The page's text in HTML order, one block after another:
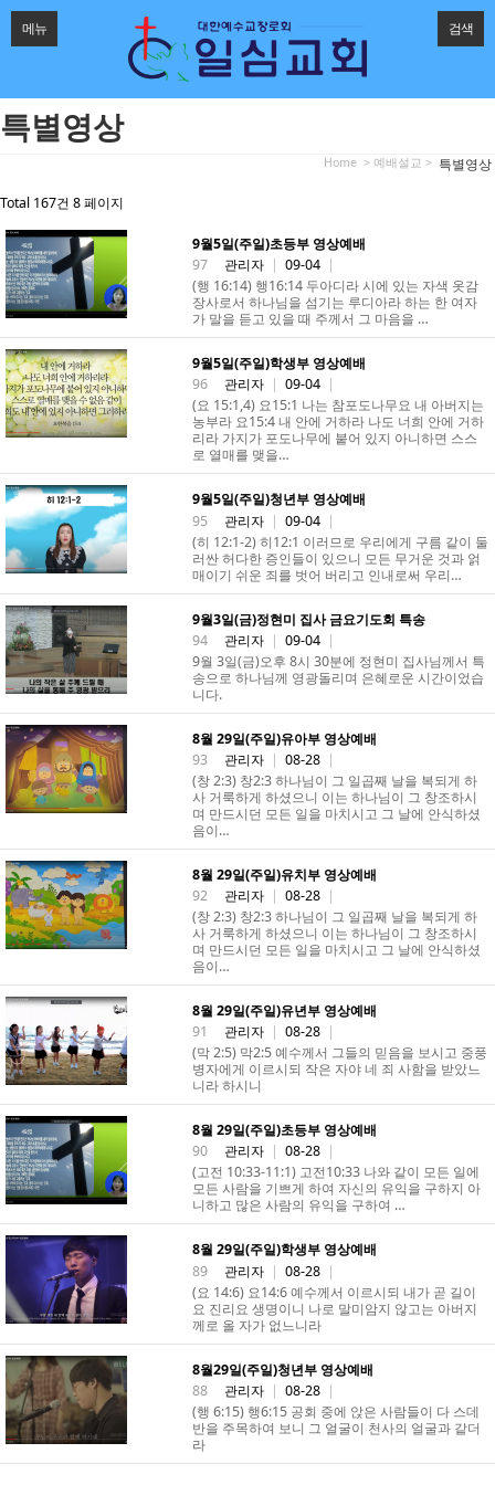
메뉴 검색
특별영상
특별영상
> 예배설교 >
Home
Total 167건 8 페이지
9월5일(주일)초등부 영상예배
97
관리자 | 09-04 |
(행 16:14) 행16:14 두아디라 시에 있는 자색 옷감
장사로서 하나님을 섬기는 루디아라 하는 한 여자
가 말을 듣고 있을 때 주께서 그 마음을 …
9월5일(주일)학생부 영상예배
96
관리자 | 09-04 |
(요 15:1,4) 요15:1 나는 참포도나무요 내 아버지는
농부라 요15:4 내 안에 거하라 나도 너희 안에 거하
리라 가지가 포도나무에 붙어 있지 아니하면 스스
로 열매를 맺을…
9월5일(주일)청년부 영상예배
95
관리자 | 09-04 |
(히 12:1-2) 히12:1 이러므로 우리에게 구름 같이 둘
러싼 허다한 증인들이 있으니 모든 무거운 것과 얽
매이기 쉬운 죄를 벗어 버리고 인내로써 우리…
9월3일(금)정현미 집사 금요기도회 특송
94
관리자 | 09-04 |
9월 3일(금)오후 8시 30분에 정현미 집사님께서 특
송으로 하나님께 영광돌리며 은혜로운 시간이었습
니다.
8월 29일(주일)유아부 영상예배
93
관리자 | 08-28 |
(창 2:3) 창2:3 하나님이 그 일곱째 날을 복되게 하
사 거룩하게 하셨으니 이는 하나님이 그 창조하시
며 만드시던 모든 일을 마치시고 그 날에 안식하셨
음이…
8월 29일(주일)유치부 영상예배
92
관리자 | 08-28 |
(창 2:3) 창2:3 하나님이 그 일곱째 날을 복되게 하
사 거룩하게 하셨으니 이는 하나님이 그 창조하시
며 만드시던 모든 일을 마치시고 그 날에 안식하셨
음이…
8월 29일(주일)유년부 영상예배
91
관리자 | 08-28 |
(막 2:5) 막2:5 예수께서 그들의 믿음을 보시고 중풍
병자에게 이르시되 작은 자야 네 죄 사함을 받았느
니라 하시니
8월 29일(주일)초등부 영상예배
90
관리자 | 08-28 |
(고전 10:33-11:1) 고전10:33 나와 같이 모든 일에
모든 사람을 기쁘게 하여 자신의 유익을 구하지 아
니하고 많은 사람의 유익을 구하여 …
8월 29일(주일)학생부 영상예배
89
관리자 | 08-28 |
(요 14:6) 요14:6 예수께서 이르시되 내가 곧 길이
요 진리요 생명이니 나로 말미암지 않고는 아버지
께로 올 자가 없느니라
8월29일(주일)청년부 영상예배
88
관리자 | 08-28 |
(행 6:15) 행6:15 공회 중에 앉은 사람들이 다 스데
반을 주목하여 보니 그 얼굴이 천사의 얼굴과 같더
라